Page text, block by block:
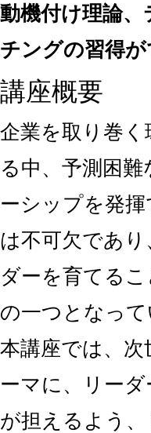
動機付け理論
チングの習得が
講座概要
企業を取り巻
る中、予測困
ーシップを発
は不可欠であり
ダーを育てる
の一つとなって
本講座では、次
ーマに、リー
が担えるよう